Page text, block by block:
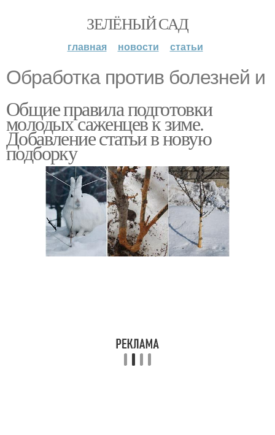
ЗЕЛЁНЫЙ САД
главная новости статьи
Обработка против болезней и
Общие правила подготовки
молодых саженцев к зиме.
Добавление статьи в новую
подборку